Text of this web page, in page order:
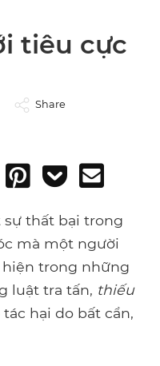
tiêu cực
Share
Post
Pin
Add
Pocket
sự thất bại trong
mà một người
trong những
luật tra tấn, thiếu
hại do bất cẩn,